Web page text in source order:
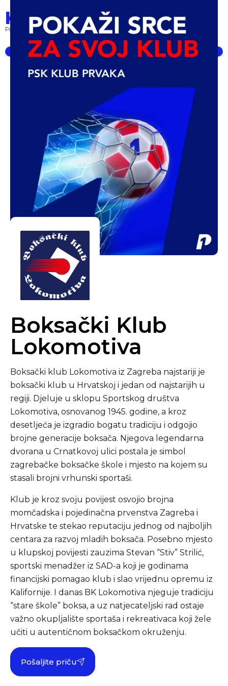
Klub prvaka
Pokret lokalnih klubova... powered by PSK
Boksački Klub
Lokomotiva
Boksački klub Lokomotiva iz Zagreba najstariji je
boksački klub u Hrvatskoj i jedan od najstarijih u
regiji. Djeluje u sklopu Sportskog društva
Lokomotiva, osnovanog 1945. godine, a kroz
desetljeća je izgradio bogatu tradiciju i odgojio
brojne generacije boksača. Njegova legendarna
dvorana u Crnatkovoj ulici postala je simbol
zagrebačke boksačke škole i mjesto na kojem su
stasali brojni vrhunski sportaši.
Klub je kroz svoju povijest osvojio brojna
momčadska i pojedinačna prvenstva Zagreba i
Hrvatske te stekao reputaciju jednog od najboljih
centara za razvoj mladih boksača. Posebno mjesto
u klupskoj povijesti zauzima Stevan “Stiv” Strilić,
sportski menadžer iz SAD-a koji je godinama
financijski pomagao klub i slao vrijednu opremu iz
Kalifornije. I danas BK Lokomotiva njeguje tradiciju
“stare škole” boksa, a uz natjecateljski rad ostaje
važno okupljalište sportaša i rekreativaca koji žele
učiti u autentičnom boksačkom okruženju.
Pošaljite priču